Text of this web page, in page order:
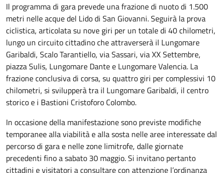
Il programma di gara prevede una frazione di nuoto di 1.500
metri nelle acque del Lido di San Giovanni. Seguirà la prova
ciclistica, articolata su nove giri per un totale di 40 chilometri,
lungo un circuito cittadino che attraverserà il Lungomare
Garibaldi, Scalo Tarantiello, via Sassari, via XX Settembre,
piazza Sulis, Lungomare Dante e Lungomare Valencia. La
frazione conclusiva di corsa, su quattro giri per complessivi 10
chilometri, si svilupperà tra il Lungomare Garibaldi, il centro
storico e i Bastioni Cristoforo Colombo.
In occasione della manifestazione sono previste modifiche
temporanee alla viabilità e alla sosta nelle aree interessate dal
percorso di gara e nelle zone limitrofe, dalle giornate
precedenti fino a sabato 30 maggio. Si invitano pertanto
cittadini e visitatori a consultare con attenzione l’ordinanza